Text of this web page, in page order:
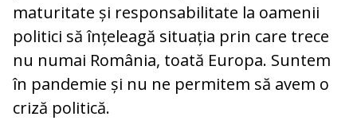
maturitate și responsabilitate la oamenii
politici să înțeleagă situația prin care trece
nu numai România, toată Europa. Suntem
în pandemie și nu ne permitem să avem o
criză politică.